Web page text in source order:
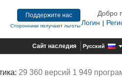
Поддержите нас
Сторонники получают льготы
Добро
Логин
Сайт наследия Русский
29 360 версий 1 949